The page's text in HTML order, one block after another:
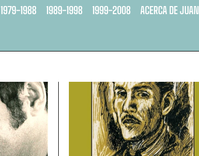
1979-1988 1989-1998 1999-2008 ACERCA DE JUAN